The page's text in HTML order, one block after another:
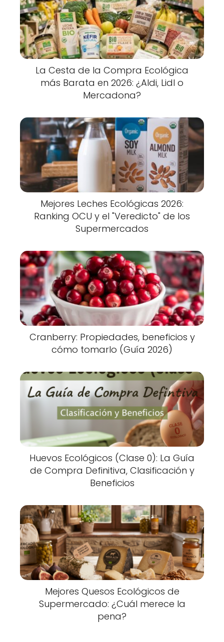
La Cesta de la Compra Ecológica
más Barata en 2026: ¿Aldi, Lidl o
Mercadona?
Mejores Leches Ecológicas 2026:
Ranking OCU y el "Veredicto" de los
Supermercados
Cranberry: Propiedades, beneficios y
cómo tomarlo (Guía 2026)
Huevos Ecológicos (Clase 0): La Guía
de Compra Definitiva, Clasificación y
Beneficios
Mejores Quesos Ecológicos de
Supermercado: ¿Cuál merece la
pena?